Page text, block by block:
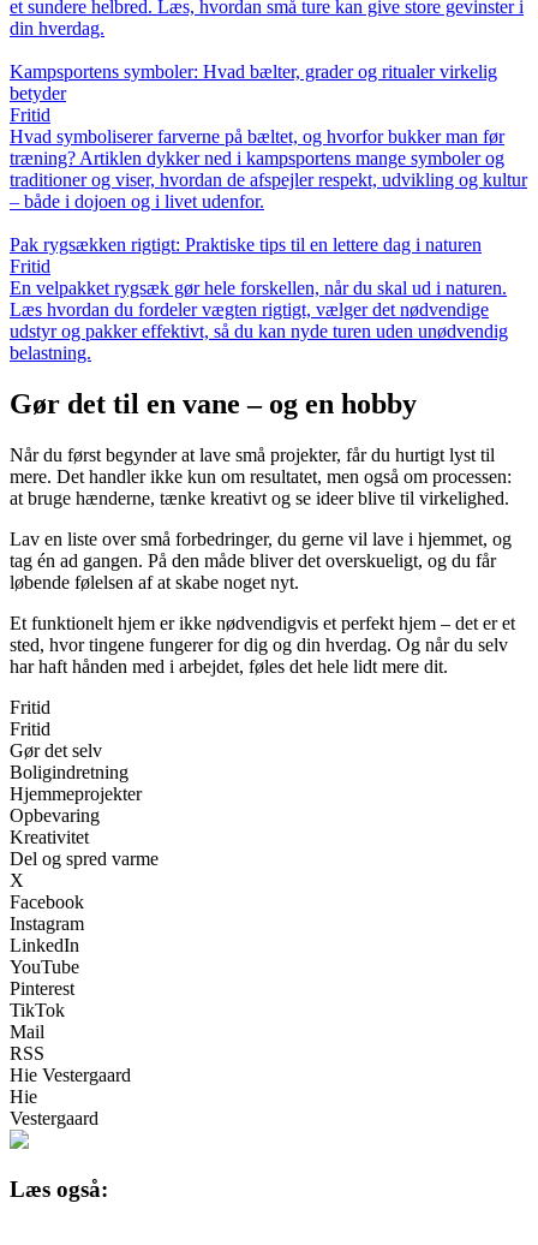
et sundere helbred. Læs, hvordan små ture kan give store gevinster i
din hverdag.
Kampsportens symboler: Hvad bælter, grader og ritualer virkelig
betyder
Fritid
Hvad symboliserer farverne på bæltet, og hvorfor bukker man før
træning? Artiklen dykker ned i kampsportens mange symboler og
traditioner og viser, hvordan de afspejler respekt, udvikling og kultur
– både i dojoen og i livet udenfor.
Pak rygsækken rigtigt: Praktiske tips til en lettere dag i naturen
Fritid
En velpakket rygsæk gør hele forskellen, når du skal ud i naturen.
Læs hvordan du fordeler vægten rigtigt, vælger det nødvendige
udstyr og pakker effektivt, så du kan nyde turen uden unødvendig
belastning.
Gør det til en vane – og en hobby
Når du først begynder at lave små projekter, får du hurtigt lyst til
mere. Det handler ikke kun om resultatet, men også om processen:
at bruge hænderne, tænke kreativt og se ideer blive til virkelighed.
Lav en liste over små forbedringer, du gerne vil lave i hjemmet, og
tag én ad gangen. På den måde bliver det overskueligt, og du får
løbende følelsen af at skabe noget nyt.
Et funktionelt hjem er ikke nødvendigvis et perfekt hjem – det er et
sted, hvor tingene fungerer for dig og din hverdag. Og når du selv
har haft hånden med i arbejdet, føles det hele lidt mere dit.
Fritid
Fritid
Gør det selv
Boligindretning
Hjemmeprojekter
Opbevaring
Kreativitet
Del og spred varme
X
Facebook
Instagram
LinkedIn
YouTube
Pinterest
TikTok
Mail
RSS
Hie Vestergaard
Hie
Vestergaard
Læs også: